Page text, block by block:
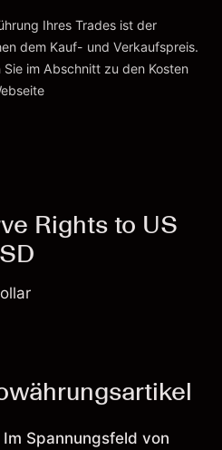
Ihres Trades ist der
dem Kauf- und Verkaufspreis.
im Abschnitt zu den Kosten
Rights to US
Im Spannungsfeld von